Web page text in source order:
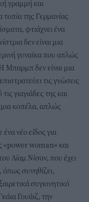
γραμμή και
της Γερμανίας
φτιάχνει ένα
δεν είναι μια
γυναίκα που απλώς
Μπαρμπ δεν είναι μια
τις γνώσεις
γιαγιάδες της και
κοπέλα, απλώς
νέο είδος για
«power woman» και
Λίαμ Νίσον, που έχει
όπως συνηθίζει,
συγκινητικό
Γουάιζ, την